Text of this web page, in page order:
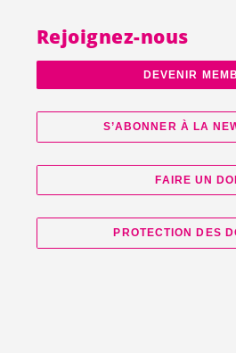
Rejoignez-nous
DEVENIR
S’ABONNER À LA
FAIRE UN
PROTECTION DES